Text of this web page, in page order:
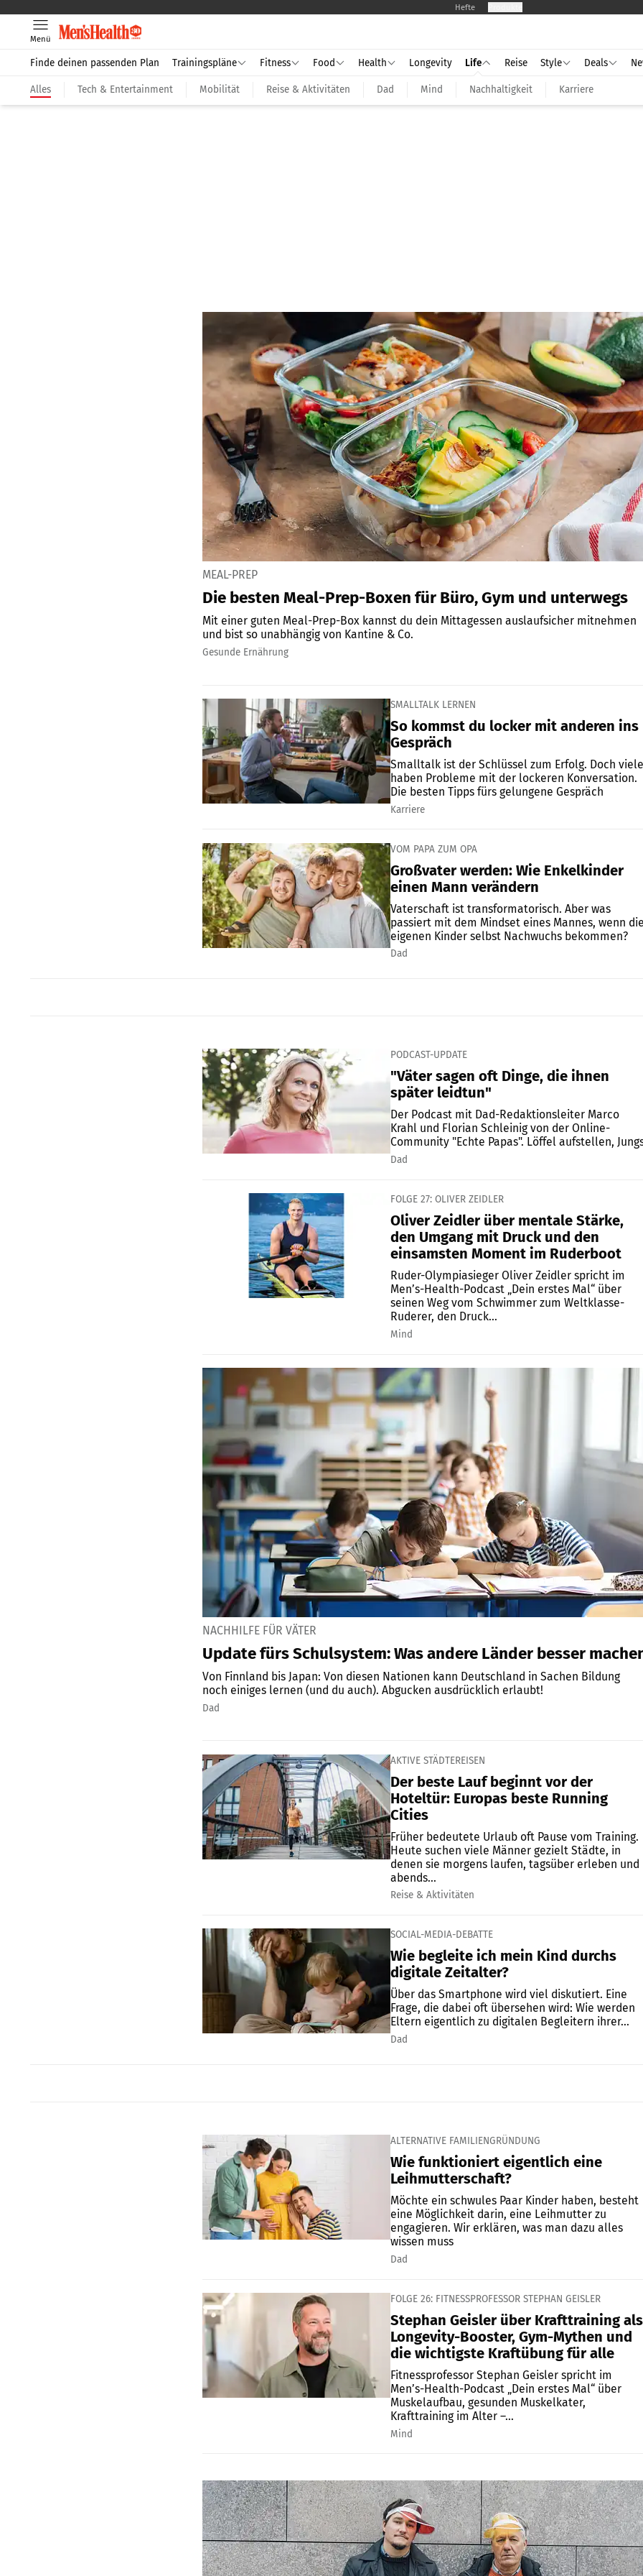
Hefte
Menü
Finde deinen passenden Plan Trainingspläne Fitness Food Health Longevity Life Reise Style Deals
Alles Tech & Entertainment Mobilität Reise & Aktivitäten Dad Mind Nachhaltigkeit Karriere
MEAL-PREP
Die besten Meal-Prep-Boxen für Büro, Gym und unterwegs
Mit einer guten Meal-Prep-Box kannst du dein Mittagessen auslaufsicher mitnehmen
und bist so unabhängig von Kantine & Co.
Gesunde Ernährung
SMALLTALK LERNEN
So kommst du locker mit anderen ins
Gespräch
Smalltalk ist der Schlüssel zum Erfolg. Doch viele
haben Probleme mit der lockeren Konversation.
Die besten Tipps fürs gelungene Gespräch
Karriere
VOM PAPA ZUM OPA
Großvater werden: Wie Enkelkinder
einen Mann verändern
Vaterschaft ist transformatorisch. Aber was
passiert mit dem Mindset eines Mannes, wenn
eigenen Kinder selbst Nachwuchs bekommen?
Dad
PODCAST-UPDATE
"Väter sagen oft Dinge, die ihnen
später leidtun"
Der Podcast mit Dad-Redaktionsleiter Marco
Krahl und Florian Schleinig von der Online-
Community "Echte Papas". Löffel aufstellen,
Dad
FOLGE 27: OLIVER ZEIDLER
Oliver Zeidler über mentale Stärke,
den Umgang mit Druck und den
einsamsten Moment im Ruderboot
Ruder-Olympiasieger Oliver Zeidler spricht im
Men’s-Health-Podcast „Dein erstes Mal“ über
seinen Weg vom Schwimmer zum Weltklasse-
Ruderer, den Druck...
Mind
NACHHILFE FÜR VÄTER
Update fürs Schulsystem: Was andere Länder besser
Von Finnland bis Japan: Von diesen Nationen kann Deutschland in Sachen Bildung
noch einiges lernen (und du auch). Abgucken ausdrücklich erlaubt!
Dad
AKTIVE STÄDTEREISEN
Der beste Lauf beginnt vor der
Hoteltür: Europas beste Running
Cities
Früher bedeutete Urlaub oft Pause vom Training.
Heute suchen viele Männer gezielt Städte, in
denen sie morgens laufen, tagsüber erleben und
abends...
Reise & Aktivitäten
SOCIAL-MEDIA-DEBATTE
Wie begleite ich mein Kind durchs
digitale Zeitalter?
Über das Smartphone wird viel diskutiert. Eine
Frage, die dabei oft übersehen wird: Wie werden
Eltern eigentlich zu digitalen Begleitern ihrer...
Dad
ALTERNATIVE FAMILIENGRÜNDUNG
Wie funktioniert eigentlich eine
Leihmutterschaft?
Möchte ein schwules Paar Kinder haben, besteht
eine Möglichkeit darin, eine Leihmutter zu
engagieren. Wir erklären, was man dazu alles
wissen muss
Dad
FOLGE 26: FITNESSPROFESSOR STEPHAN GEISLER
Stephan Geisler über Krafttraining als
Longevity-Booster, Gym-Mythen und
die wichtigste Kraftübung für alle
Fitnessprofessor Stephan Geisler spricht im
Men’s-Health-Podcast „Dein erstes Mal“ über
Muskelaufbau, gesunden Muskelkater,
Krafttraining im Alter –...
Mind